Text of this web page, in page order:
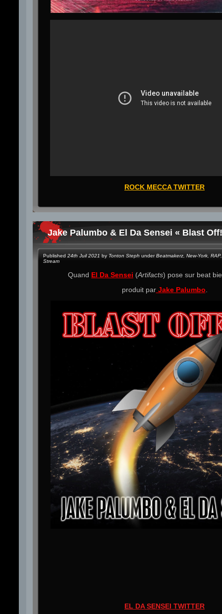
ROCK MECCA TWITTER
Jake Palumbo & El Da Sensei « Blast
Published 24th Juil 2021 by Tonton Steph underBeatmakerz New-York RAP,
Stream
Quand El Da Sensei (Artifacts) pose sur beat
produit parJake Palumbo
EL DA SENSEI TWITTER